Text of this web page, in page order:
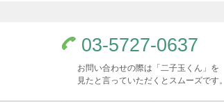
03-5727-0637
お問い合わせの際は「二子玉くん」を
見たと言っていただくとスムーズです。